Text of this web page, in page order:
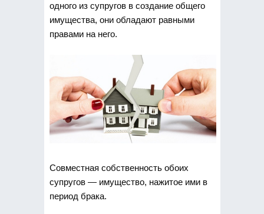
одного из супругов в создание общего
имущества, они обладают равными
правами на него.
Совместная собственность обоих
супругов — имущество, нажитое ими в
период брака.